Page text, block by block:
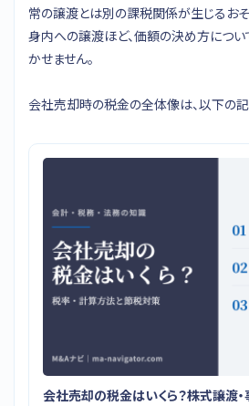
常の譲渡とは別の課税関係が生じるおそ
身内への譲渡ほど、価額の決め方につ
かせません。
会社売却時の税金の全体像は、以下の記
会社売却の税金はいくら？株式譲渡